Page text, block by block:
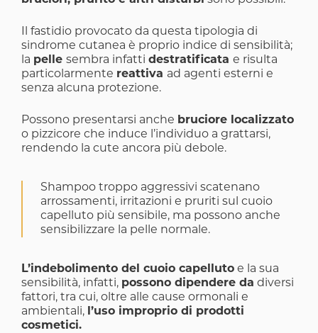
Il fastidio provocato da questa tipologia di
sindrome cutanea è proprio indice di sensibilità;
la pelle sembra infatti destratificata e risulta
particolarmente reattiva ad agenti esterni e
senza alcuna protezione.
Possono presentarsi anche bruciore localizzato
o pizzicore che induce l’individuo a grattarsi,
rendendo la cute ancora più debole.
Shampoo troppo aggressivi scatenano
arrossamenti, irritazioni e pruriti sul cuoio
capelluto più sensibile, ma possono anche
sensibilizzare la pelle normale.
L’indebolimento del cuoio capelluto e la sua
sensibilità, infatti, possono dipendere da diversi
fattori, tra cui, oltre alle cause ormonali e
ambientali, l’uso improprio di prodotti
cosmetici.